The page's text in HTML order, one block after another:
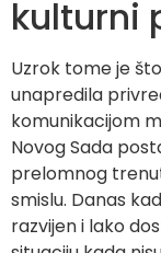
kulturni
Uzrok tome je
unapredila
komunikacijom
Novog Sada
prelomnog
smislu. Danas
razvijen i lako